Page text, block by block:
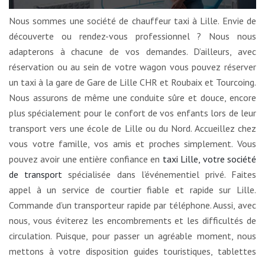
Nous sommes une société de chauffeur taxi à Lille. Envie de
découverte ou rendez-vous professionnel ? Nous nous
adapterons à chacune de vos demandes. D’ailleurs, avec
réservation ou au sein de votre wagon vous pouvez réserver
un taxi à la gare de Gare de Lille CHR et Roubaix et Tourcoing.
Nous assurons de même une conduite sûre et douce, encore
plus spécialement pour le confort de vos enfants lors de leur
transport vers une école de Lille ou du Nord. Accueillez chez
vous votre famille, vos amis et proches simplement. Vous
pouvez avoir une entière confiance en taxi Lille, votre société
de transport spécialisée dans l’événementiel privé. Faites
appel à un service de courtier fiable et rapide sur Lille.
Commande d’un transporteur rapide par téléphone. Aussi, avec
nous, vous éviterez les encombrements et les difficultés de
circulation. Puisque, pour passer un agréable moment, nous
mettons à votre disposition guides touristiques, tablettes